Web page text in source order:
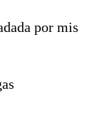
por mis